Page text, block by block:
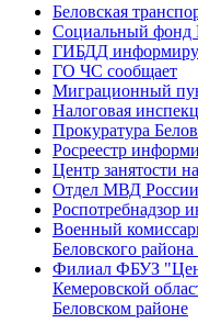
Беловская
Социальный фонд
ГИБДД
ГО ЧС сообщает
Миграционный
Налоговая
Прокуратура
Росреестр
Центр занятости
Отдел МВД
Роспотребнадзор
Военный
Беловского
Филиал ФБУЗ
Кемеровской
Беловском районе